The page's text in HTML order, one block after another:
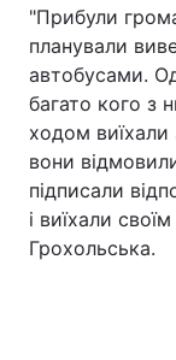
"Прибули
планували
автобусами.
багато кого з
ходом виїхали
вони
підписали
і виїхали
Грохольська.